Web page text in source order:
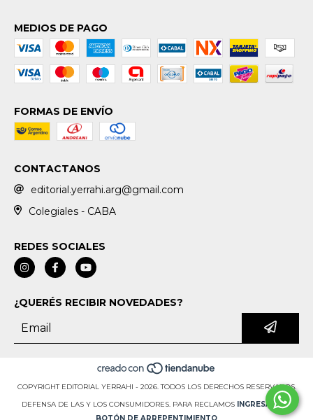
MEDIOS DE PAGO
FORMAS DE ENVÍO
CONTACTANOS
editorial.yerrahi.arg@gmail.com
Colegiales - CABA
REDES SOCIALES
¿QUERÉS RECIBIR NOVEDADES?
COPYRIGHT EDITORIAL YERRAHI - 2026. TODOS LOS DERECHOS RESERVADOS.
DEFENSA DE LAS Y LOS CONSUMIDORES. PARA RECLAMOS INGRESÁ ACÁ.
BOTÓN DE ARREPENTIMIENTO